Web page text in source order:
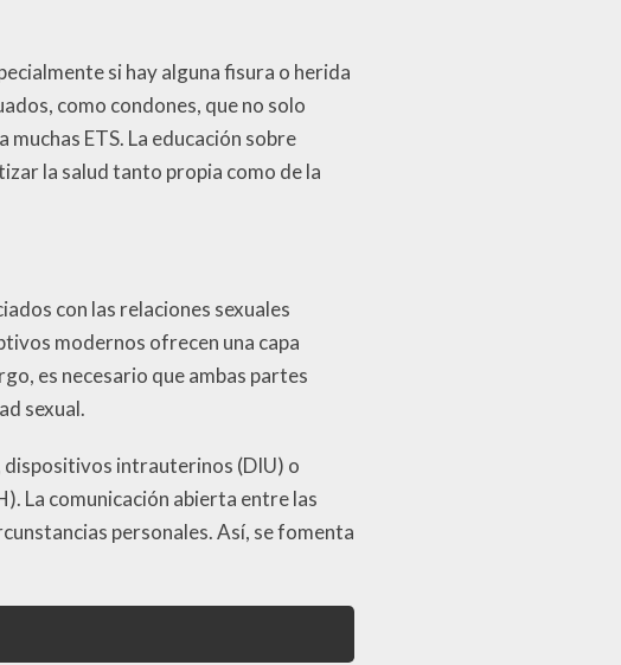
si hay alguna fisura o herida
como condones, que no solo
ETS. La educación sobre
la salud tanto propia como de la
con las relaciones sexuales
modernos ofrecen una capa
es necesario que ambas partes
sexual.
dispositivos intrauterinos (DIU) o
La comunicación abierta entre las
personales. Así, se fomenta